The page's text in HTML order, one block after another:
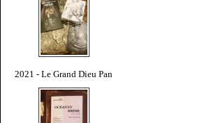
2021 - Le Grand Dieu Pan